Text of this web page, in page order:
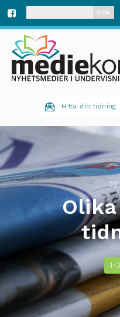
ce
När automatisk
Hitta din tidning
02
1-3